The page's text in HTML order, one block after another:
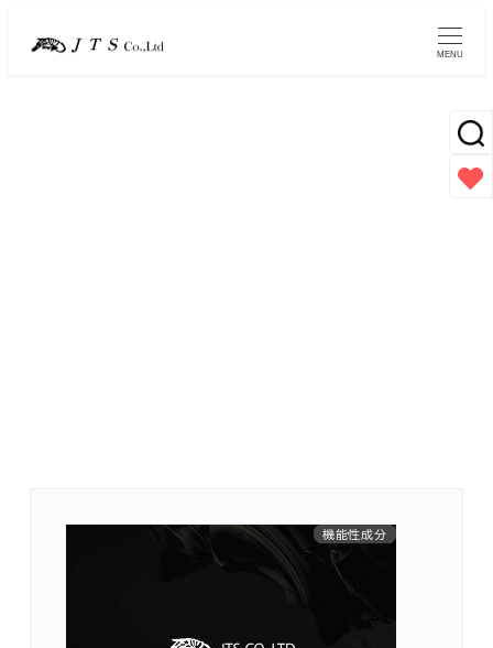
MENU
ヘアケア
抗炎症
敏感肌
ニキビ
かゆみ
紫外線対策
抗酸化
水代替原料
機能性成分